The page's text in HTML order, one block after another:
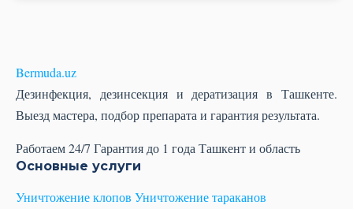
Bermuda.uz
Дезинфекция, дезинсекция и дератизация в Ташкенте.
Выезд мастера, подбор препарата и гарантия результата.
Работаем 24/7 Гарантия до 1 года Ташкент и область
Основные услуги
Уничтожение клопов Уничтожение тараканов